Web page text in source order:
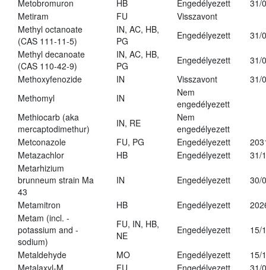
Metobromuron
HB Engedélyezett
31/
Metiram
FU
Visszavont
Methyl octanoate
(CAS 111-11-5)
IN, AC, HB,
PG
Engedélyezett
31/
Methyl decanoate
(CAS 110-42-9)
IN, AC, HB,
PG
Engedélyezett
31/
Methoxyfenozide
IN Visszavont
31/
Methomyl
IN
Nem
engedélyezett
Methiocarb (aka
mercaptodimethur)
IN, RE
Nem
engedélyezett
Metconazole
FU, PG Engedélyezett
Metazachlor
HB Engedélyezett
31/
Metarhizium
brunneum strain Ma
43
IN Engedélyezett 30/
Metamitron HB Engedélyezett
Metam (incl. -
potassium and -
sodium)
FU, IN, HB,
NE
Engedélyezett 15/
Metaldehyde MO Engedélyezett
15/